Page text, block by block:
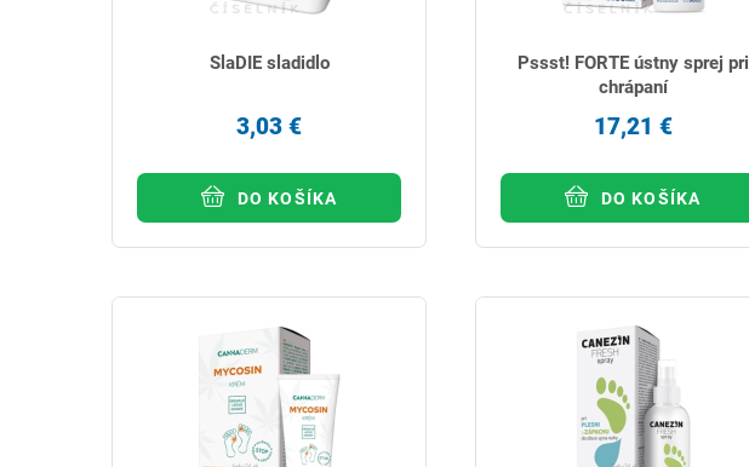
SlaDIE sladidlo
3,03 €
DO KOŠÍKA
Pssst! FORTE ústny sprej pri
chrápaní
17,21 €
DO KOŠÍKA